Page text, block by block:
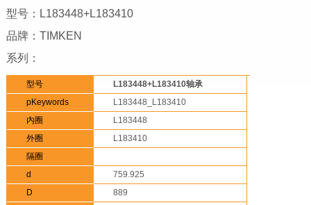
型号：L183448+L183410
品牌：TIMKEN
系列：
型号
L183448+L183410轴承
pKeywords
L183448_L183410
内圈
L183448
外圈
L183410
隔圈
d
759.925
D
889